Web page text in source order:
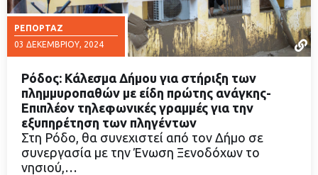
ΡΕΠΟΡΤΆΖ
03 ΔΕΚΕΜΒΡΊΟΥ, 2024
ΔΙΑΒΑΣΤΕ ΠΕΡΙΣΣΟΤΕΡΑ
Ρόδος: Κάλεσμα Δήμου για στήριξη των
πλημμυροπαθών με είδη πρώτης ανάγκης-
Επιπλέον τηλεφωνικές γραμμές για την
εξυπηρέτηση των πληγέντων
Στη Ρόδο, θα συνεχιστεί από τον Δήμο σε
συνεργασία με την Ένωση Ξενοδόχων το
νησιού,…